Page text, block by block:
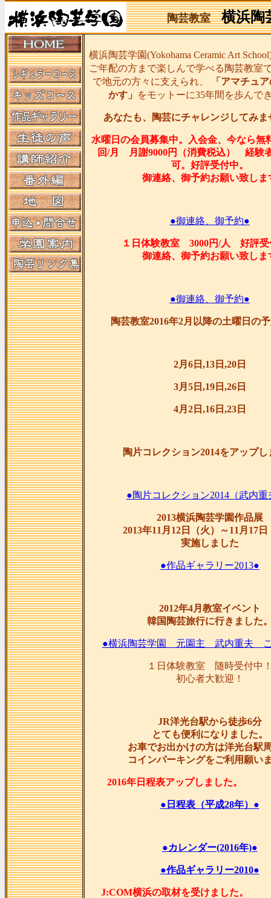
陶芸教室 横浜陶
横浜陶芸学園(Yokohama Ceramic Art
ご年配の方まで楽しんで学べる陶芸教室
で地元の方々に支えられ、
「アマチュ
かす」
をモットーに35年間を歩んで
あなたも、陶芸にチャレンジしてみま
水曜日の会員募集中。入会金、今なら
回/月 月謝9000円（消費税込） 経験
可。好評受付中。
御連絡、御予約お願い致しま
●御連絡、御予約●
１日体験教室 3000円/人 好評受
御連絡、御予約お願い致しま
●御連絡、御予約●
陶芸教室2016年2月以降の土曜日の
2月6日,13日,20日
3月5日,19日,26日
4月2日,16日,23日
陶片コレクション2014をアップし
●陶片コレクション2014（武内重
2013横浜陶芸学園作品展
2013年11月12日（火）～11月17日
実施しました
●作品ギャラリー2013●
2012年4月教室イベント
韓国陶芸旅行に行きました
●横浜陶芸学園 元園主 武内重夫 ご
１日体験教室 随時受付中
初心者大歓迎！
JR洋光台駅から徒歩6分
とても便利になりました。
お車でお出かけの方は洋光台駅
コインパーキングをご利用願い
2016年日程表アップし
●日程表（平成28年）●
●カレンダー(2016年)●
●作品ギャラリー2010●
J:COM横浜の取材を受け